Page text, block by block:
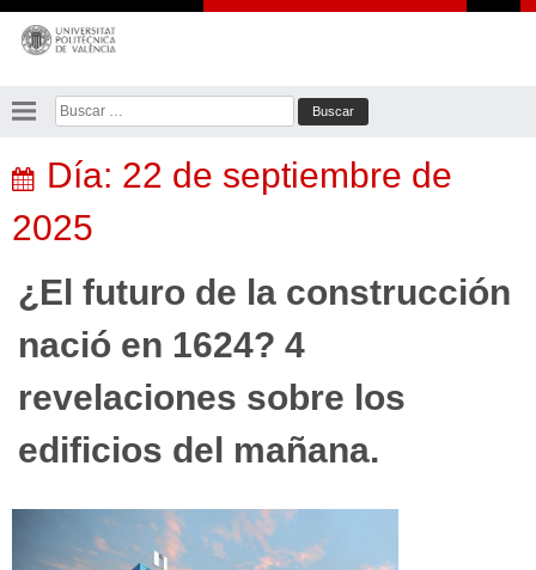
Saltar
contenido
Buscar:
Día: 22 de septiembre de
2025
¿El futuro de la construcción
nació en 1624? 4
revelaciones sobre los
edificios del mañana.